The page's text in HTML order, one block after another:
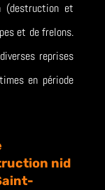
(destruction et
et de frelons.
reprises
en période
nid